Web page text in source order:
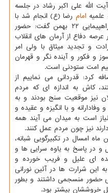
الله علی اکبر رشاد در جلسه
امام رضا (ع) انجام شد با
قدردانی از حضور حماسی مردم در راهپیمایی ۲۲ بهمن گفت: حضور
دفاع از آرمان های انقلاب
و تجدید میثاق با ولی امر
و فکور و آینده نگر و قهرمان
امت ستودنی است.
کرد: قدردانی می نماییم از
کاش به اندازه ای که مردم
نیز موقعیت سنج بودند و به
و با انگیزه و عقیده و
است به میدان می آیند همه
نیز چون مردم عمل کنند.
امسال در تکبیرگویی شبانه،
و در پاسخ به یاوه سرایی ها و
ای علیل و فریب خورده و
این شرارت ها در آئین نورانی
حضور منسجمی داشتند و بطور
بیشتر بود.